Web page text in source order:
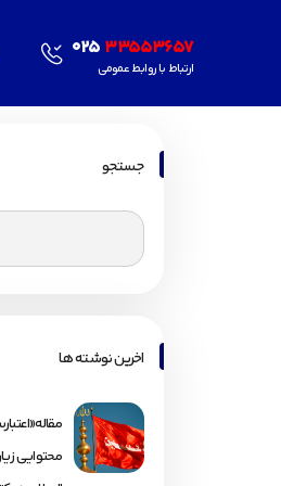
02533553657
ارتباط با روابط عمومی
جستجو
اخرین نوشته ها
محتوایی